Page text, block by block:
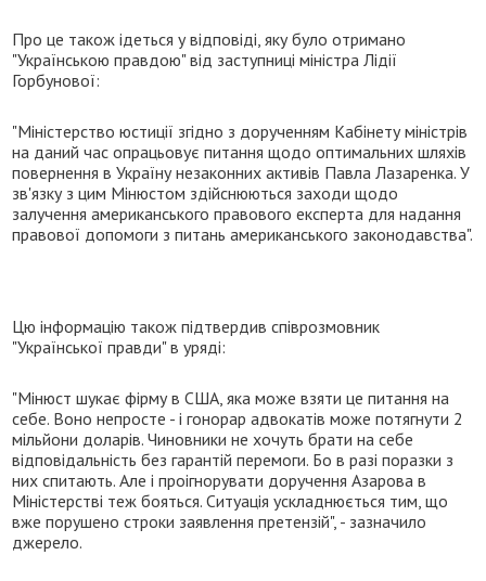
Про це також ідеться у відповіді, яку було отримано
"Українською правдою" від заступниці міністра Лідії
Горбунової:
"Міністерство юстиції згідно з дорученням Кабінету міністрів
на даний час опрацьовує питання щодо оптимальних шляхів
повернення в Україну незаконних активів Павла Лазаренка. У
зв'язку з цим Мінюстом здійснюються заходи щодо
залучення американського правового експерта для надання
правової допомоги з питань американського законодавства".
Цю інформацію також підтвердив співрозмовник
"Української правди" в уряді:
"Мінюст шукає фірму в США, яка може взяти це питання на
себе. Воно непросте - і гонорар адвокатів може потягнути 2
мільйони доларів. Чиновники не хочуть брати на себе
відповідальність без гарантій перемоги. Бо в разі поразки з
них спитають. Але і проігнорувати доручення Азарова в
Міністерстві теж бояться. Ситуація ускладнюється тим, що
вже порушено строки заявлення претензій", - зазначило
джерело.